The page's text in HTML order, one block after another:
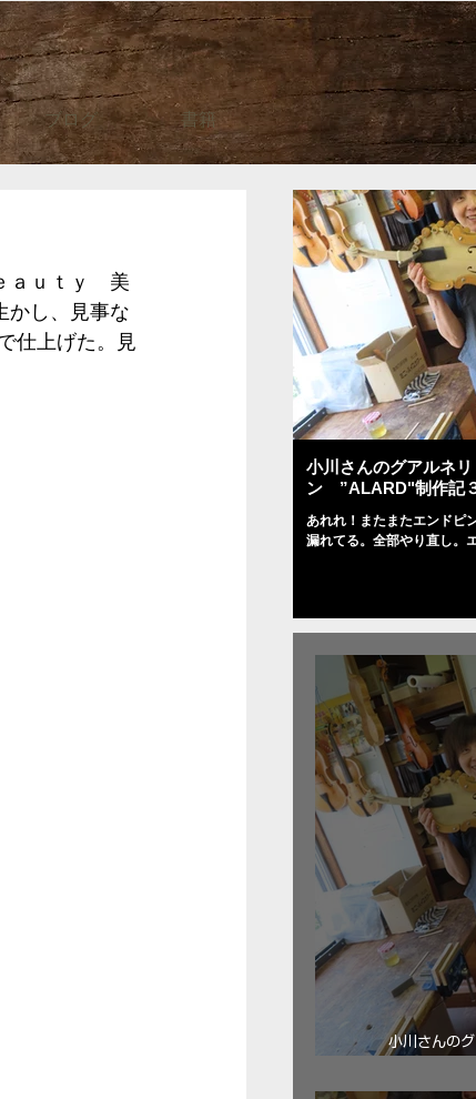
ブログ 書籍
ａｕｔｙ　美
かし、見事な
仕上げた。見
小川さんのグアルネ
ン ”ALARD"制作記
あれれ！またまたエンドピ
漏れてる。全部やり直し。
小川さんの